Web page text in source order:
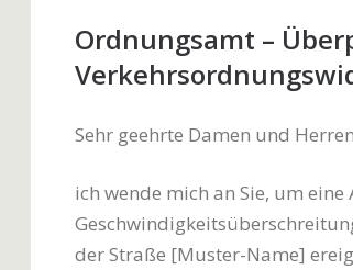
Ordnungsamt –
Sehr geehrte Damen und
ich wende mich an Sie, um
der Straße [Muster-Name]